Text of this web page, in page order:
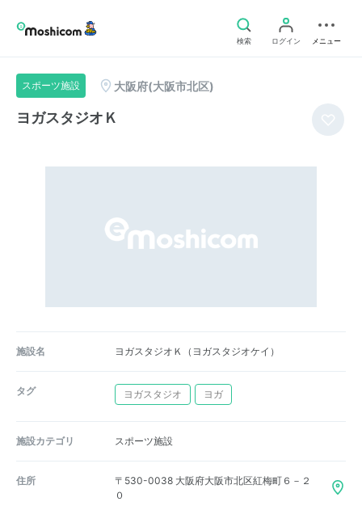
検索 ログイン メニュー
スポーツ施設 大阪府(大阪市北区)
ヨガスタジオＫ
施設名 ヨガスタジオＫ（ヨガスタジオケイ）
タグ ヨガスタジオ ヨガ
施設カテゴリ スポーツ施設
住所
〒530-0038 大阪府大阪市北区紅梅町６－２
０